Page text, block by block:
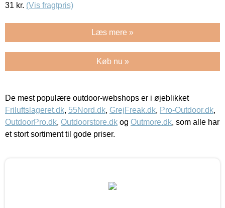
31 kr. (Vis fragtpris)
Læs mere »
Køb nu »
De mest populære outdoor-webshops er i øjeblikket
Friluftslageret.dk, 55Nord.dk, GrejFreak.dk, Pro-Outdoor.dk,
OutdoorPro.dk, Outdoorstore.dk og Outmore.dk, som alle har
et stort sortiment til gode priser.